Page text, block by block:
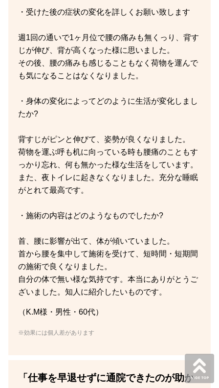
・受けた後の症状の変化を詳しくお願い致します
週1回の通いで1ヶ月位で腰の痛みも無くっり、背す
じが伸び、背が高くなった様に思いました。
その後、腰の痛みも感じることもなく荷物を運んで
も気になることはなくなりました。
・身体の変化によってどのように生活が変化しまし
たか?
背すじがピンと伸びて、姿勢が良くなりました。
荷物を運ぶ呼も机に向っている時も腰痛のこともす
っかり忘れ、何も無かった様な生活をしています。
また、夜トイレに起きなくなりました。充分な睡眠
がとれて最高です。
・施術の内容はどのようなものでしたか?
首、腰に影響が出て、体が傾いていました。
首から腰を集中して施術を受けて、短時間・短期間
の施術で良くなりました。
自分の体で無い様な気持です。本当にありがとうご
ざいました。知人に紹介したいものです。
（K.M様・男性・60代）
※効果には個人差があります
「仕事を早退せずに通院できたのが助か